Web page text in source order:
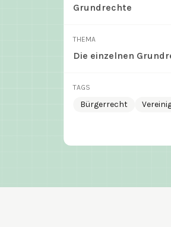
Grundrechte
THEMA
Die einzelnen
TAGS
Bürgerrecht